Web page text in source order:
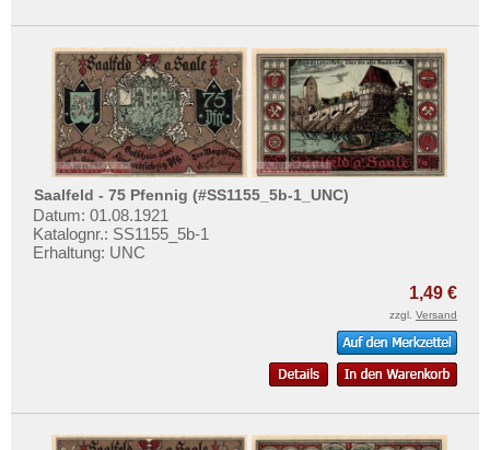
Spremberg
St. Magnus
St. Tönis
Stade
Stadtilm
Stadtlengsfeld
Stassfurt
Stöckheim
Saalfeld - 75 Pfennig (#SS1155_5b-1_UNC)
Datum: 01.08.1921
Katalognr.: SS1155_5b-1
Erhaltung: UNC
1,49 €
zzgl. Versand